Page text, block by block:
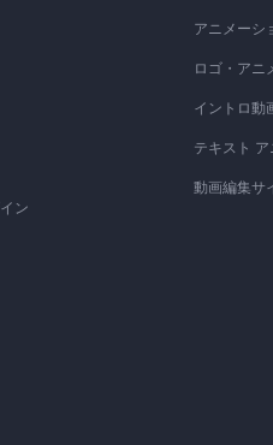
ン
アニメーシ
ロゴ・アニ
イントロ動
テキスト
動画編集サ